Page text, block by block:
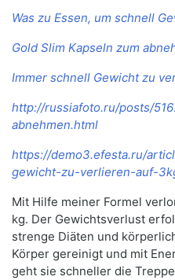
Was zu Essen, um schnell
Gold Slim Kapseln zum
Immer schnell Gewicht zu
http://russiafoto.ru/posts/
abnehmen.html
https://demo3.efesta.ru/
gewicht-zu-verlieren-auf-
Mit Hilfe meiner Formel
kg. Der Gewichtsverlust
strenge Diäten und
Körper gereinigt und mit
geht sie schneller die